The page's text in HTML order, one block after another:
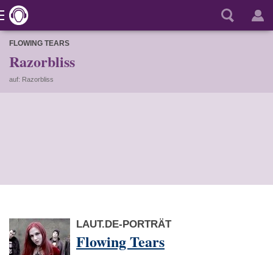
FLOWING TEARS
Razorbliss
auf: Razorbliss
LAUT.DE-PORTRÄT
Flowing Tears